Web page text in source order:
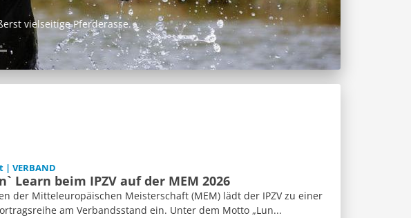
Pferderasse.
| VERBAND
Learn beim IPZV auf der MEM 2026
der Mitteleuropäischen Meisterschaft (MEM) lädt der IPZV zu einer
am Verbandsstand ein. Unter dem Motto „Lun...